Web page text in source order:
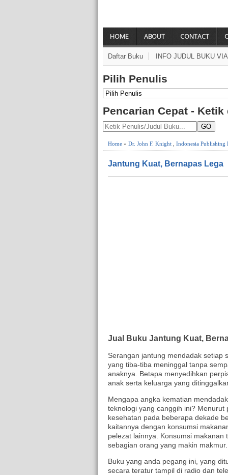
HOME ABOUT CONTACT
Daftar Buku INFO JUDUL BUKU
Pilih Penulis
Pencarian Cepat - Ketik
GO
Home » Dr. John F. Knight Indonesia Publishing
Jantung Kuat, Bernapas Lega
Jual Buku Jantung Kuat,
Serangan jantung mendadak setiap
yang tiba-tiba meninggal tanpa
anaknya. Betapa menyedihkan
anak serta keluarga yang
Mengapa angka kematian
teknologi yang canggih ini?
kesehatan pada beberapa dekade
kaitannya dengan konsumsi
pelezat lainnya. Konsumsi
sebagian orang yang makin makmur.
Buku yang anda pegang ini, yang
secara teratur tampil di radio dan